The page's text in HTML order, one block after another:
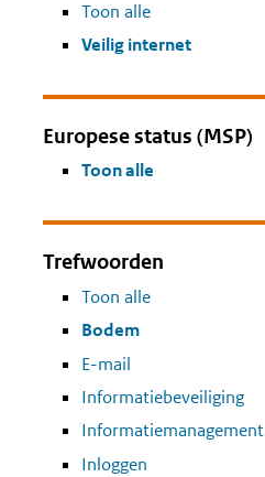
Toon alle
Veilig internet
Europese status (MSP)
Toon alle
Trefwoorden
Toon alle
Bodem
E-mail
Informatiebeveiliging
Informatiemanagement
Inloggen